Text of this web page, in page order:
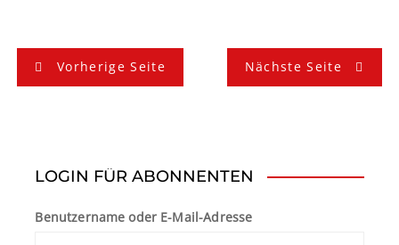
B
e
Vorherige Seite Nächste Seite
LOGIN FÜR ABONNENTEN
Benutzername oder E-Mail-Adresse